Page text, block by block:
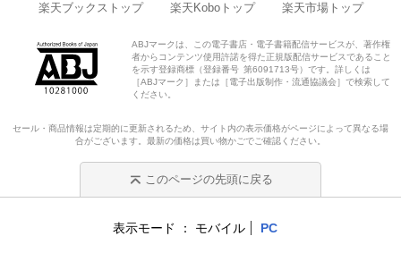
楽天ブックストップ 楽天Koboトップ 楽天市場トップ
ABJマークは、この電子書店・電子書籍配信サービスが、著作権
者からコンテンツ使用許諾を得た正規版配信サービスであること
を示す登録商標（登録番号 第6091713号）です。詳しくは
［ABJマーク］または［電子出版制作・流通協議会］で検索して
ください。
セール・商品情報は定期的に更新されるため、サイト内の表示価格がページによって異なる場
合がございます。最新の価格は買い物かごでご確認ください。
このページの先頭に戻る
表示モード モバイル PC